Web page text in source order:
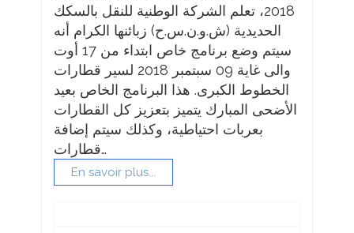
2018، تعلم الشركة الوطنية للنقل بالسكك
الحديدية (ش.و.ن.س.ح) زبائنها الكرام أنه
سيتم وضع برنامج خاص ابتداء من 17 أوت
والى غاية 09 سبتمبر 2018 لسير قطارات
الخطوط الكبرى. هذا البرنامج الخاص بعيد
الأضحى المبارك يتميز بتعزيز كل القطارات
بعربات احتياطية، وكذلك سيتم إضافة
قطارات…
En savoir plus...